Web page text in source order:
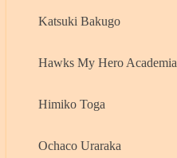
Katsuki Bakugo
Hawks My Hero Academia
Himiko Toga
Ochaco Uraraka